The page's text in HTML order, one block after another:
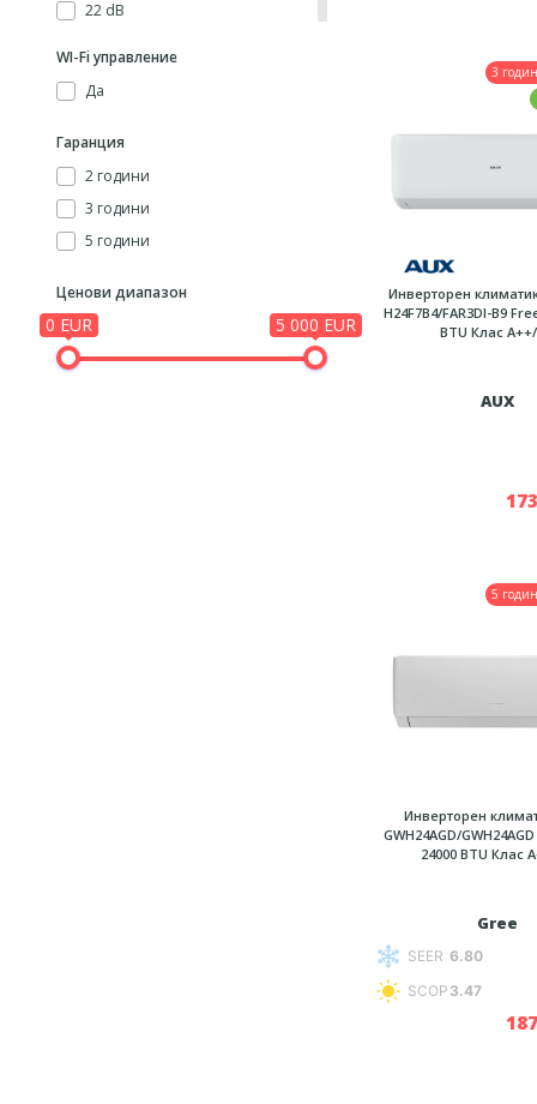
22 dB
28 dB
29 dB
30 dB
31 dB
34 dB
35 dB
44 dB
WI-Fi управление
Да
Гаранция
2 години
3 години
5 години
Ценови диапазон
0 EUR 5 000 EUR
3
Инверторен
H24F7B4/FAR3DI-B9
BTU Клас
AUX
5
Инверторен
GWH24AGD/
24000 BTU Клас
Gree
SEER 6.80
SCOP 3.47